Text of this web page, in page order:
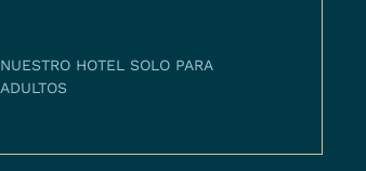
NUESTRO HOTEL SOLO PARA
ADULTOS